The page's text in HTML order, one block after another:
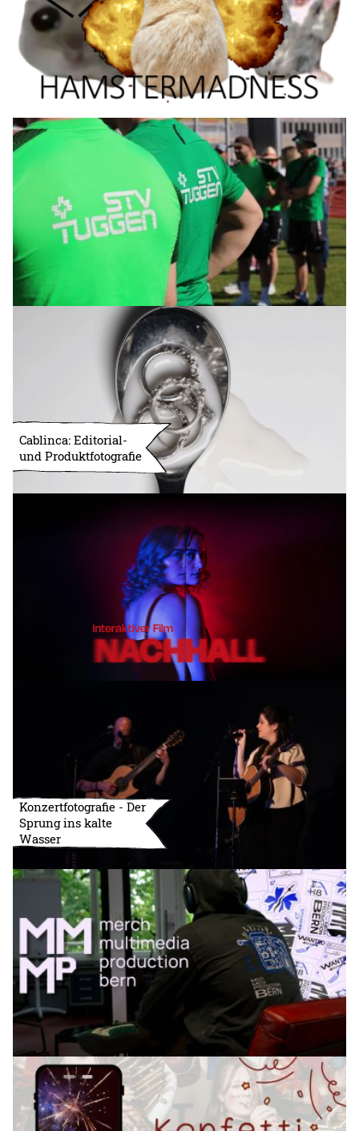
Cablinca: Editorial-
und Produktfotografie
Konzertfotografie - Der
Sprung ins kalte
Wasser